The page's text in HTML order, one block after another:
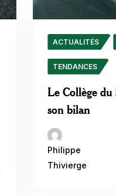
ACTUALITÉS
TENDANCES
Le Collège du
son bilan
Philippe
Thivierge